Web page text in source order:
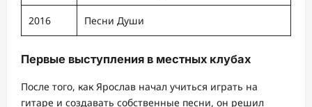
2016 Песни Души
Первые выступления в местных клубах
После того, как Ярослав начал учиться играть на
гитаре и создавать собственные песни, он решил